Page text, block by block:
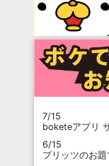
7/15
boketeアプリ
6/15
プリッツのお